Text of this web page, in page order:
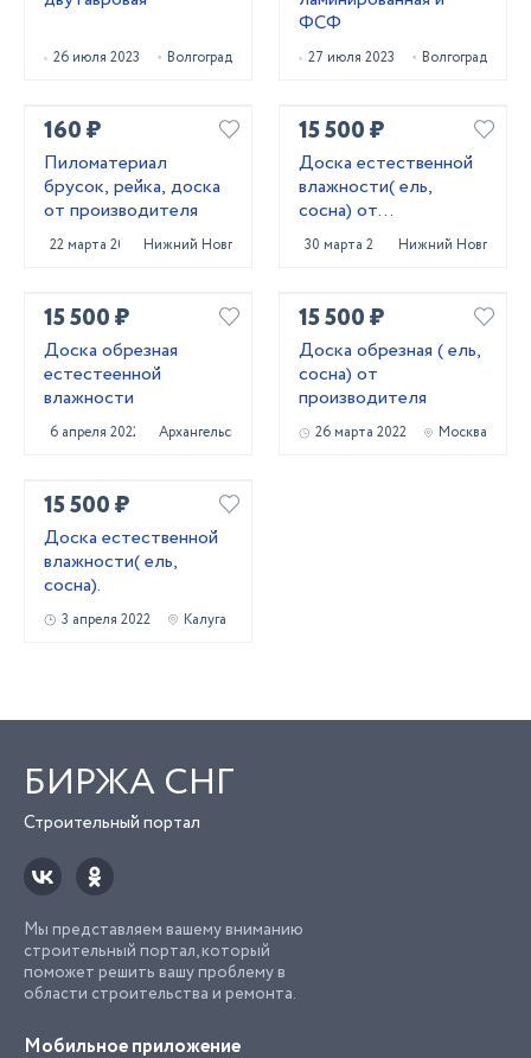
26 июля 2023 Волгоград
ФСФ
27 июля 2023 Волгоград
160 ₽
Пиломатериал
брусок, рейка, доска
от производителя
22 марта 2022 Нижний Новгород
15 500 ₽
Доска естественной
влажности( ель,
сосна) от
производителя
30 марта 2022 Нижний Новгород
15 500 ₽
Доска обрезная
естестеенной
влажности
6 апреля 2022 Архангельск
15 500 ₽
Доска обрезная ( ель,
сосна) от
производителя
26 марта 2022 Москва
15 500 ₽
Доска естественной
влажности( ель,
сосна).
3 апреля 2022 Калуга
БИРЖА СНГ
Строительный портал
Мы представляем вашему вниманию
строительный портал, который
поможет решить вашу проблему в
области строительства и ремонта.
Мобильное приложение